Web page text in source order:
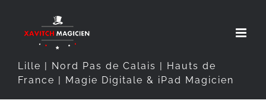
contenu
Lille | Nord Pas de Calais | Hauts de
France | Magie Digitale & iPad Magicien